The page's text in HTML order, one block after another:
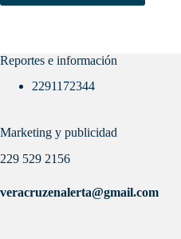
Reportes e información
2291172344
Marketing y publicidad
229 529 2156
veracruzenalerta@gmail.com